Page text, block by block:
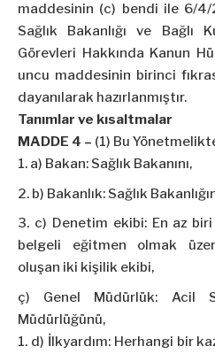
maddesinin (c) bendi ile 6/4/
Sağlık Bakanlığı ve Bağlı
Görevleri Hakkında Kanun
uncu maddesinin birinci
dayanılarak hazırlanmıştır.
Tanımlar ve kısaltmalar
MADDE 4 – (1) Bu
a) Bakan: Sağlık Bakanını,
b) Bakanlık: Sağlık
c) Denetim ekibi: En az
belgeli eğitmen olmak
oluşan iki kişilik ekibi,
ç) Genel Müdürlük: Acil
Müdürlüğünü,
d) İlkyardım: Herhangi bir